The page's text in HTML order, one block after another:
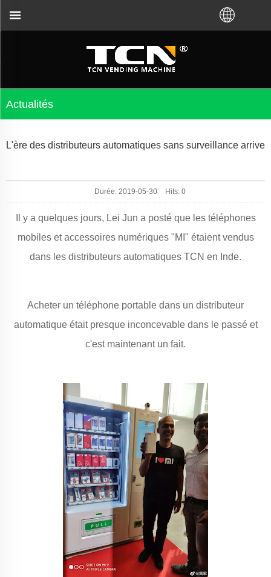
Actualités
L'ère des distributeurs automatiques sans surveillance arrive
Durée: 2019-05-30 Hits: 0
Il y a quelques jours, Lei Jun a posté que les téléphones
mobiles et accessoires numériques "MI" étaient vendus
dans les distributeurs automatiques TCN en Inde.
Acheter un téléphone portable dans un distributeur
automatique était presque inconcevable dans le passé et
c'est maintenant un fait.
des distributeurs automatiques, peu